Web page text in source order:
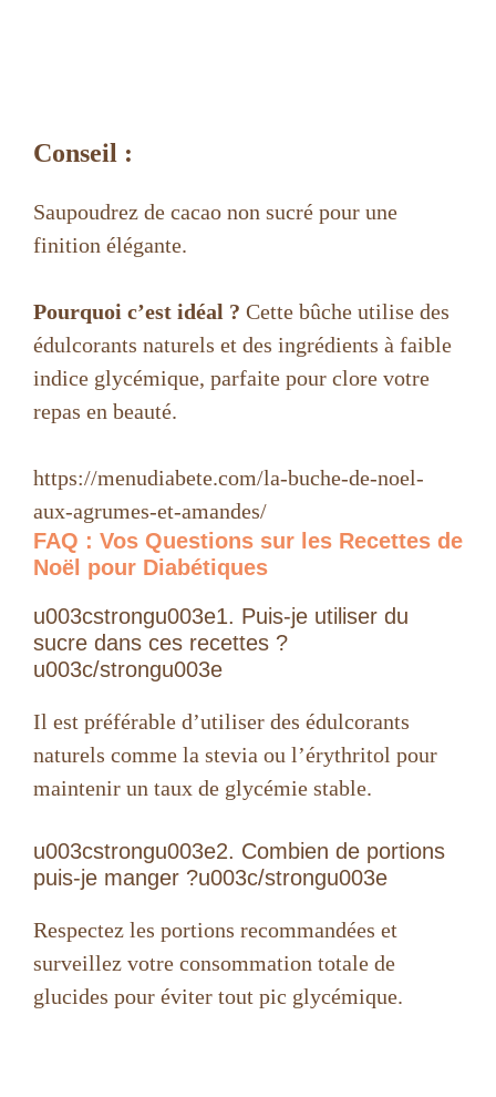
Conseil :
Saupoudrez de cacao non sucré pour une
finition élégante.
Pourquoi c’est idéal ? Cette bûche utilise des
édulcorants naturels et des ingrédients à faible
indice glycémique, parfaite pour clore votre
repas en beauté.
https://menudiabete.com/la-buche-de-noel-
aux-agrumes-et-amandes/
FAQ : Vos Questions sur les Recettes de
Noël pour Diabétiques
u003cstrongu003e1. Puis-je utiliser du
sucre dans ces recettes ?
u003c/strongu003e
Il est préférable d’utiliser des édulcorants
naturels comme la stevia ou l’érythritol pour
maintenir un taux de glycémie stable.
u003cstrongu003e2. Combien de portions
puis-je manger ?u003c/strongu003e
Respectez les portions recommandées et
surveillez votre consommation totale de
glucides pour éviter tout pic glycémique.